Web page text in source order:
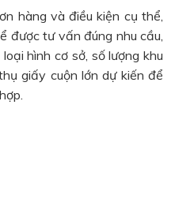
hàng và điều kiện cụ thể,
được tư vấn đúng nhu cầu,
hình cơ sở, số lượng khu
giấy cuộn lớn dự kiến để